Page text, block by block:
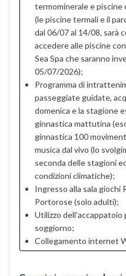
termominerale e piscine
(le piscine termali e il
dal 06/07 al 14/08, sarà
accedere alle piscine
Sea Spa che saranno
05/07/2026);
Programma di
passeggiate guidate,
domenica e la stagione
ginnastica mattutina
ginnastica 100
musica dal vivo (lo
seconda delle stagioni
condizioni climatiche);
Ingresso alla sala giochi
Portorose (solo adulti);
Utilizzo
soggiorno;
Collegamento internet